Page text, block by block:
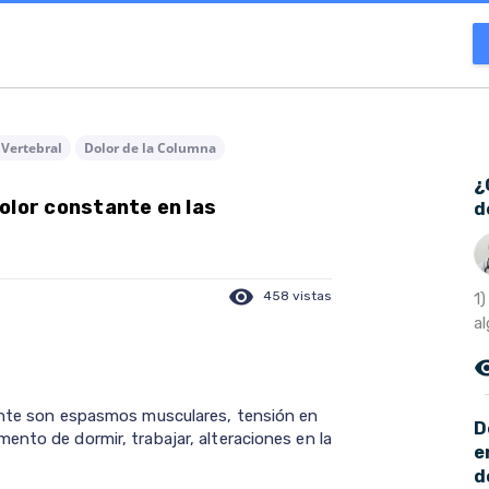
Dolor de la Columna
constante en las
visibility 458 vistas
son espasmos musculares, tensión en
de dormir, trabajar, alteraciones en la